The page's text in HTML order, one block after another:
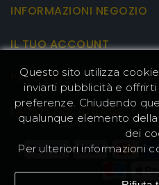
IL TUO ACCOUNT
PRODOTTI
LA NOSTRA AZIENDA
INFORMAZIONI NEGOZIO
Questo sito utilizza
inviarti pubblicità e
preferenze. Chiudendo
qualunque elemento
dei
Per ulteriori informazioni